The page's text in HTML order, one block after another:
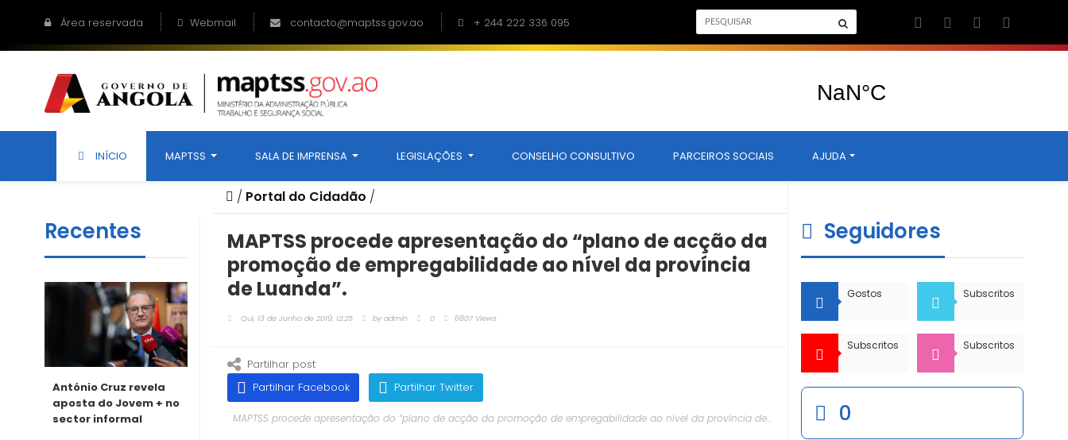
Área reservada Webmail contacto@maptss.gov.ao + 244 222 336 095
INÍCIO MAPTSS SALA DE IMPRENSA LEGISLAÇÕES CONSELHO CONSULTIVO PARCEIROS SOCIAIS AJUDA
Recentes
António Cruz revela
aposta do Jovem + no
sector informal
/ Portal do Cidadão /
MAPTSS procede apresentação do “plano de acção da
promoção de empregabilidade ao nível da província
de Luanda”.
Qui, 13 de Junho de 2019, 12:25 byadmin 0 6807 Views
Partilhar post
Partilhar Facebook
Partilhar Twitter
MAPTSS procede apresentação do “plano de acção da promoção de empregabilidade ao nível da província de
Seguidores
Gostos Subscritos
Subscritos Subscritos
0